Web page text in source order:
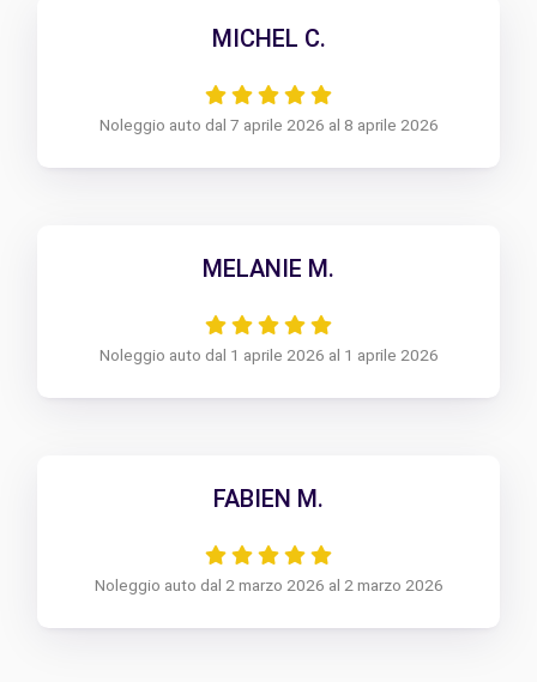
MICHEL C.
Noleggio auto dal 7 aprile 2026 al 8 aprile 2026
MELANIE M.
Noleggio auto dal 1 aprile 2026 al 1 aprile 2026
FABIEN M.
Noleggio auto dal 2 marzo 2026 al 2 marzo 2026